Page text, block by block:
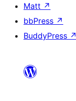
Matt ↗
bbPress ↗
BuddyPress ↗